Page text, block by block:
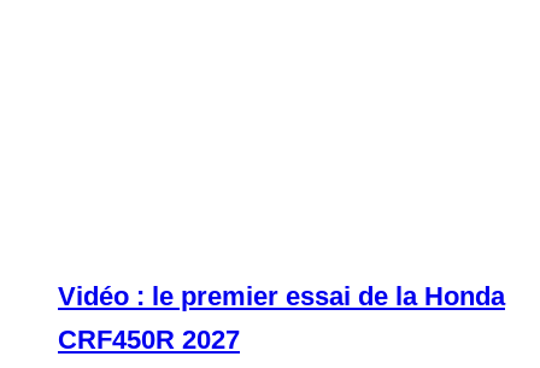
Vidéo : le premier essai de la Honda
CRF450R 2027